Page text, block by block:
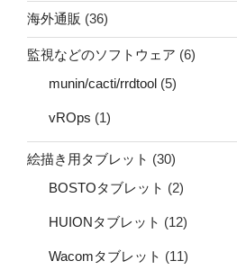
海外通販 (36)
監視などのソフトウェア (6)
munin/cacti/rrdtool (5)
vROps (1)
絵描き用タブレット (30)
BOSTOタブレット (2)
HUIONタブレット (12)
Wacomタブレット (11)